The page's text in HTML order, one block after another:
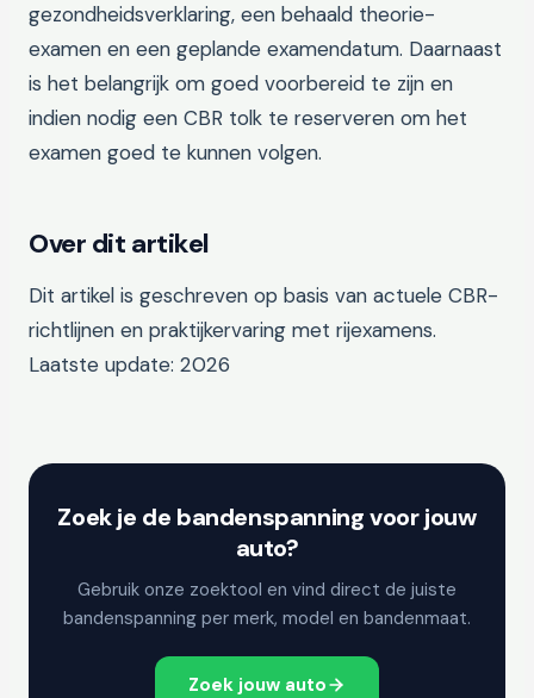
gezondheidsverklaring, een behaald theorie-
examen en een geplande examendatum. Daarnaast
is het belangrijk om goed voorbereid te zijn en
indien nodig een CBR tolk te reserveren om het
examen goed te kunnen volgen.
Over dit artikel
Dit artikel is geschreven op basis van actuele CBR-
richtlijnen en praktijkervaring met rijexamens.
Laatste update: 2026
Zoek je de bandenspanning voor jouw
auto?
Gebruik onze zoektool en vind direct de juiste
bandenspanning per merk, model en bandenmaat.
Zoek jouw auto